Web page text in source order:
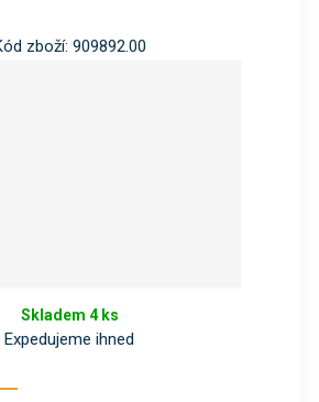
zboží: 909892.00
Skladem 4 ks
Expedujeme ihned